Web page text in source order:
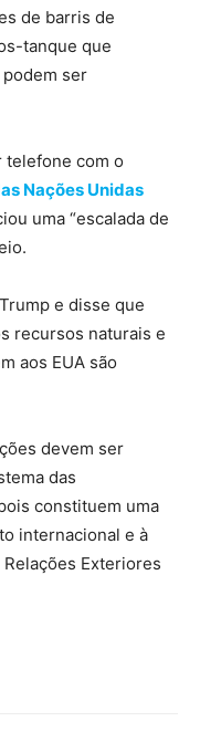
de barris de
tanque que
ser
telefone com o
Nações Unidas
uma “escalada de
e disse que
recursos naturais e
aos EUA são
devem ser
das
constituem uma
internacional e à
Exteriores